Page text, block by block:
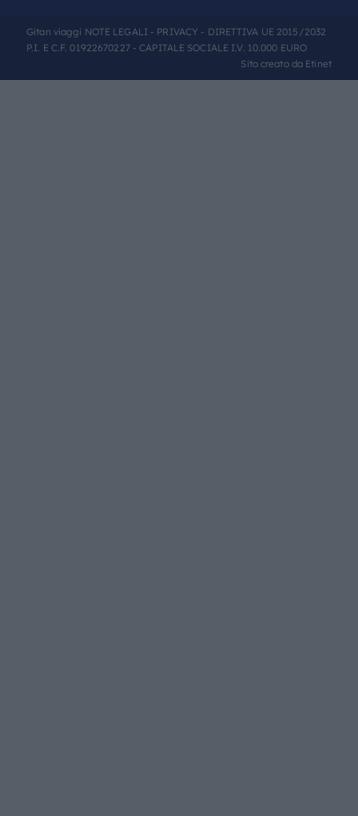
Gitan viaggi NOTE LEGALI- PRIVACY - DIRETTIVA UE 2015/2032
P.I. E C.F. 01922670227 - CAPITALE SOCIALE I.V. 10.000 EURO
Sito creato da Etinet